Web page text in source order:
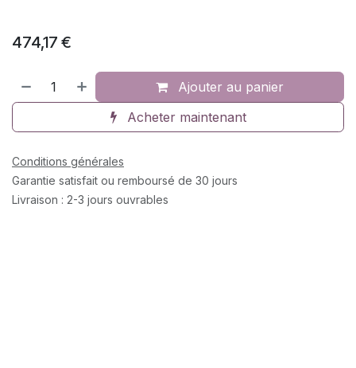
474,17 €
Ajouter au panier
Acheter maintenant
Conditions générales
Garantie satisfait ou remboursé de 30 jours
Livraison : 2-3 jours ouvrables